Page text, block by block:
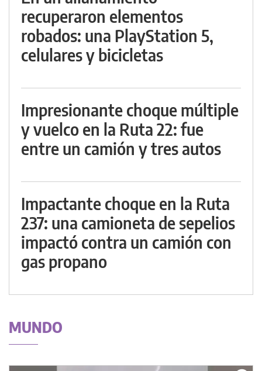
recuperaron elementos
robados: una PlayStation 5,
celulares y bicicletas
Impresionante choque múltiple
y vuelco en la Ruta 22: fue
entre un camión y tres autos
Impactante choque en la Ruta
237: una camioneta de sepelios
impactó contra un camión con
gas propano
MUNDO